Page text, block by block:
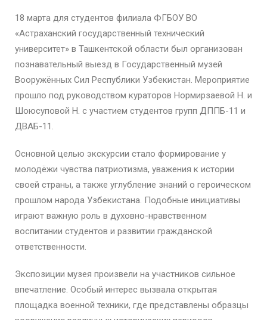
18 марта для студентов филиала ФГБОУ ВО
«Астраханский государственный технический
университет» в Ташкентской области был организован
познавательный выезд в Государственный музей
Вооружённых Сил Республики Узбекистан. Мероприятие
прошло под руководством кураторов Нормирзаевой Н. и
Шоюсуповой Н. с участием студентов групп ДППБ-11 и
ДВАБ-11.
Основной целью экскурсии стало формирование у
молодёжи чувства патриотизма, уважения к истории
своей страны, а также углубление знаний о героическом
прошлом народа Узбекистана. Подобные инициативы
играют важную роль в духовно-нравственном
воспитании студентов и развитии гражданской
ответственности.
Экспозиции музея произвели на участников сильное
впечатление. Особый интерес вызвала открытая
площадка военной техники, где представлены образцы